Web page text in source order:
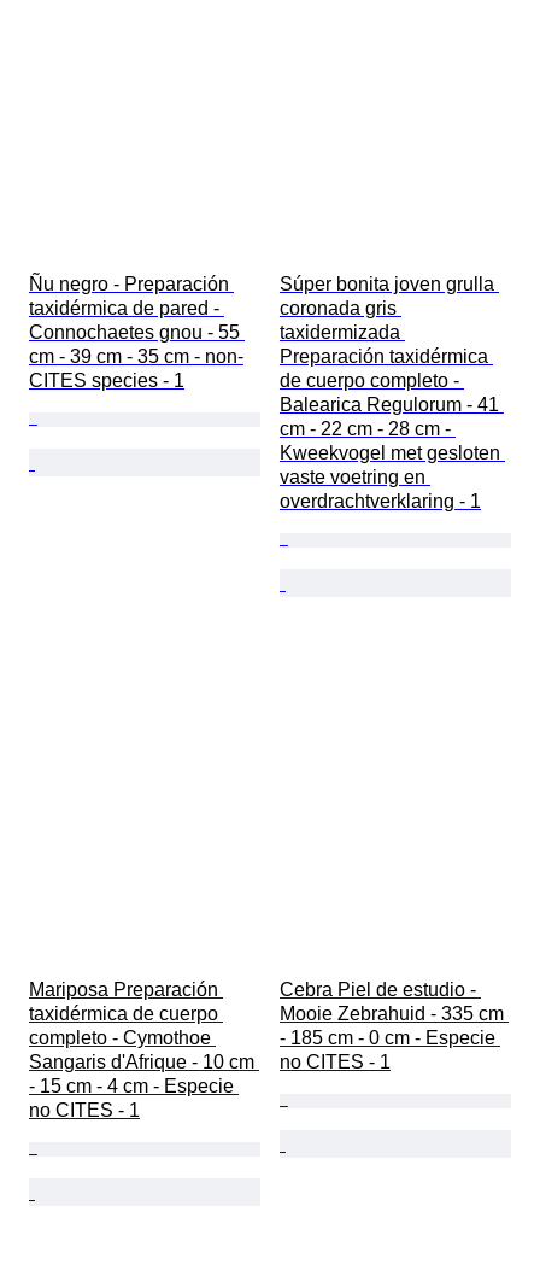
Ñu negro - Preparación
taxidérmica de pared -
Connochaetes gnou - 55
cm - 39 cm - 35 cm - non-
CITES species - 1
Súper bonita joven grulla
coronada gris
taxidermizada
Preparación taxidérmica
de cuerpo completo -
Balearica Regulorum - 41
cm - 22 cm - 28 cm -
Kweekvogel met gesloten
vaste voetring en
overdrachtverklaring - 1
Mariposa Preparación
taxidérmica de cuerpo
completo - Cymothoe
Sangaris d'Afrique - 10 cm
- 15 cm - 4 cm - Especie
no CITES - 1
Cebra Piel de estudio -
Mooie Zebrahuid - 335 cm
- 185 cm - 0 cm - Especie
no CITES - 1